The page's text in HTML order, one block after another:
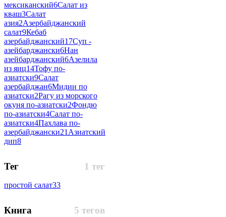
мексиканский6Салат из
кваш3Салат
азия2Азербайджанский
салат9Кебаб
азербайджанский17Суп -
азейбарджански6Нан
азейбарджанский6Азелила
из яиц14Тофу по-
азиатски9Салат
азербайджан6Мидии по
азиатски2Рагу из морского
окуня по-азиатски2Фондю
по-азиатски4Салат по-
азиатски4Пахлава по-
азербайджански21Азиатский
дип8
1 тег
Тег
простой салат33
5 тегов
Книга